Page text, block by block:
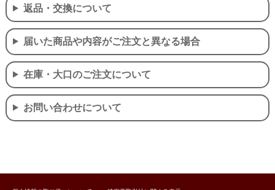
返品・交換について
届いた商品や内容がご注文と異なる場合
在庫・大口のご注文について
お問い合わせについて